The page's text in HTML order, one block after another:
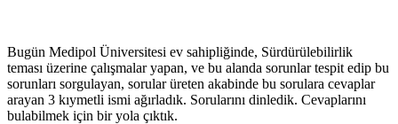
Bugün Medipol Üniversitesi ev sahipliğinde, Sürdürülebilirlik
teması üzerine çalışmalar yapan, ve bu alanda sorunlar tespit edip bu
sorunları sorgulayan, sorular üreten akabinde bu sorulara cevaplar
arayan 3 kıymetli ismi ağırladık. Sorularını dinledik. Cevaplarını
bulabilmek için bir yola çıktık.